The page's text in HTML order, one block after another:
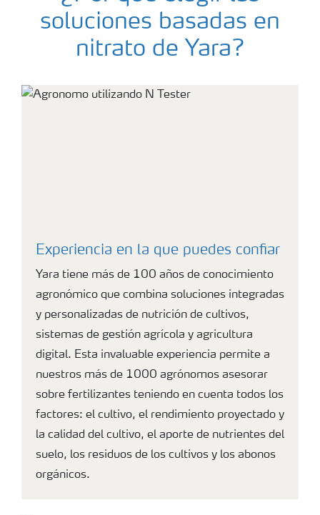
soluciones basadas en
nitrato de Yara?
Experiencia en la que puedes confiar
Yara tiene más de 100 años de conocimiento
agronómico que combina soluciones integradas
y personalizadas de nutrición de cultivos,
sistemas de gestión agrícola y agricultura
digital. Esta invaluable experiencia permite a
nuestros más de 1000 agrónomos asesorar
sobre fertilizantes teniendo en cuenta todos los
factores: el cultivo, el rendimiento proyectado y
la calidad del cultivo, el aporte de nutrientes del
suelo, los residuos de los cultivos y los abonos
orgánicos.